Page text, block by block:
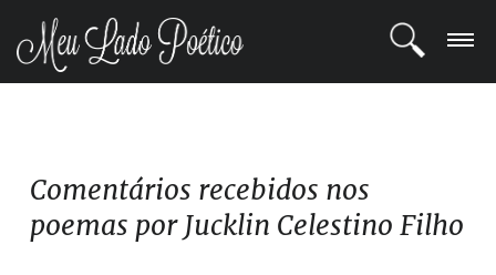
POETAS
Comentários recebidos nos
poemas por Jucklin Celestino Filho